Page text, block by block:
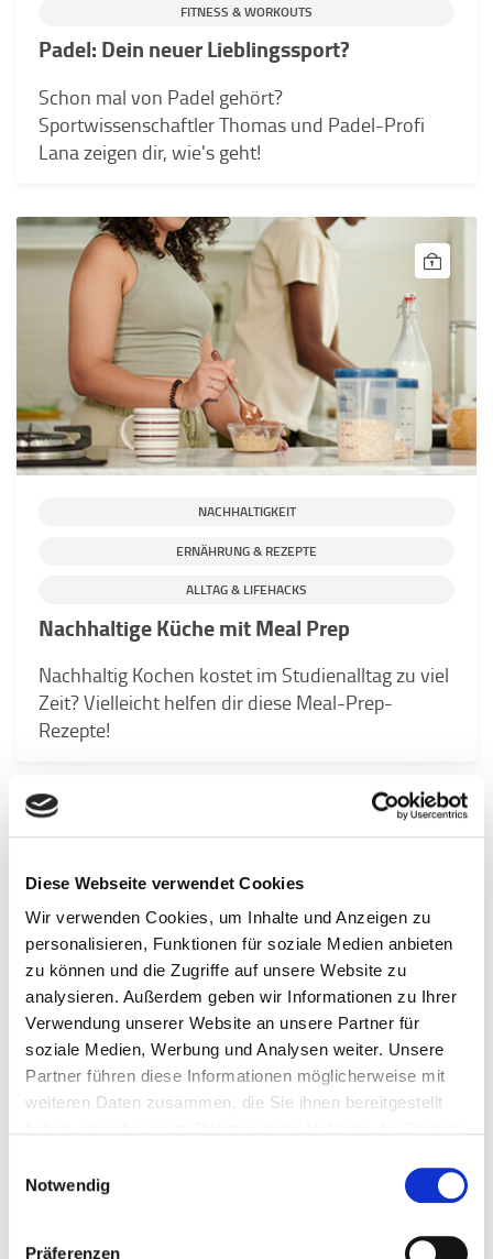
Diese Webseite verwendet Cookies
Wir verwenden Cookies, um Inhalte und Anzeigen zu
personalisieren, Funktionen für soziale Medien anbieten
zu können und die Zugriffe auf unsere Website zu
analysieren. Außerdem geben wir Informationen zu Ihrer
Verwendung unserer Website an unsere Partner für
soziale Medien, Werbung und Analysen weiter. Unsere
Partner führen diese Informationen möglicherweise mit
weiteren Daten zusammen, die Sie ihnen bereitgestellt
Notwendig
Präferenzen
FITNESS & WORKOUTS
Padel: Dein neuer Lieblingssport?
Schon mal von Padel gehört?
Sportwissenschaftler Thomas und Padel-Profi
Lana zeigen dir, wie's geht!
NACHHALTIGKEIT
ERNÄHRUNG & REZEPTE
ALLTAG & LIFEHACKS
Nachhaltige Küche mit Meal Prep
Nachhaltig Kochen kostet im Studienalltag zu viel
Zeit? Vielleicht helfen dir diese Meal-Prep-
Rezepte!
die Arztpraxis gehst? Damit bist du nicht allein.